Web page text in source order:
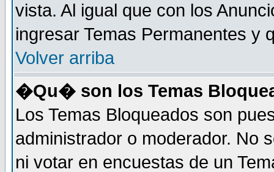
vista. Al igual que con los
ingresar Temas Permanentes y
Volver arriba
�Qu� son los Temas
Los Temas Bloqueados son
administrador o moderador. No
ni votar en encuestas de un